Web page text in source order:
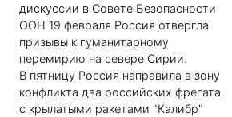
дискуссии в Совете Безопасности
ООН 19 февраля Россия отвергла
призывы к гуманитарному
перемирию на севере Сирии.
В пятницу Россия направила в зону
конфликта два российских фрегата
с крылатыми ракетами "Калибр"